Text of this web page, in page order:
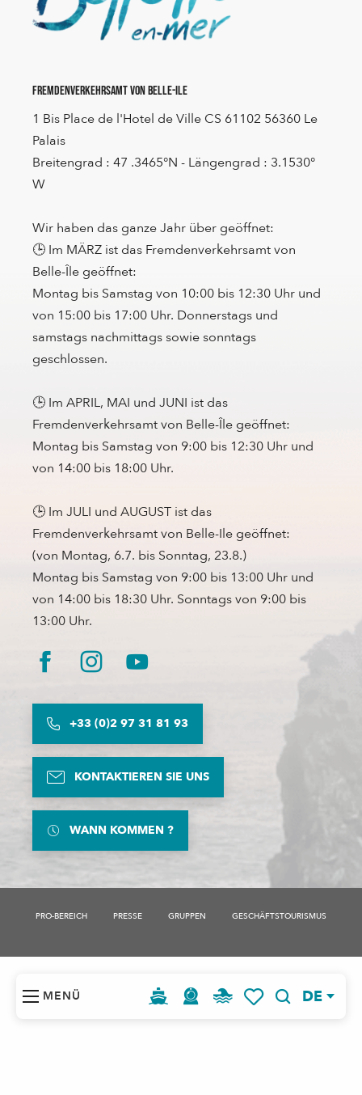
MENÜ DE
Fremdenverkehrsamt von Belle-Ile
1 Bis Place de l'Hotel de Ville CS 61102 56360 Le
Palais
Breitengrad : 47 .3465°N - Längengrad : 3.1530°
W
Wir haben das ganze Jahr über geöffnet:
🕒 Im MÄRZ ist das Fremdenverkehrsamt von
Belle-Île geöffnet:
Montag bis Samstag von 10:00 bis 12:30 Uhr und
von 15:00 bis 17:00 Uhr. Donnerstags und
samstags nachmittags sowie sonntags
geschlossen.
🕒 Im APRIL, MAI und JUNI ist das
Fremdenverkehrsamt von Belle-Île geöffnet:
Montag bis Samstag von 9:00 bis 12:30 Uhr und
von 14:00 bis 18:00 Uhr.
🕒 Im JULI und AUGUST ist das
Fremdenverkehrsamt von Belle-Ile geöffnet:
(von Montag, 6.7. bis Sonntag, 23.8.)
Montag bis Samstag von 9:00 bis 13:00 Uhr und
von 14:00 bis 18:30 Uhr. Sonntags von 9:00 bis
13:00 Uhr.
+33 (0)2 97 31 81 93
KONTAKTIEREN SIE UNS
WANN KOMMEN ?
PRO-BEREICH PRESSE GRUPPEN GESCHÄFTSTOURISMUS
Besondere Verkaufsbedingungen
Ihre persönlichen Daten
Cookies Einstellungen